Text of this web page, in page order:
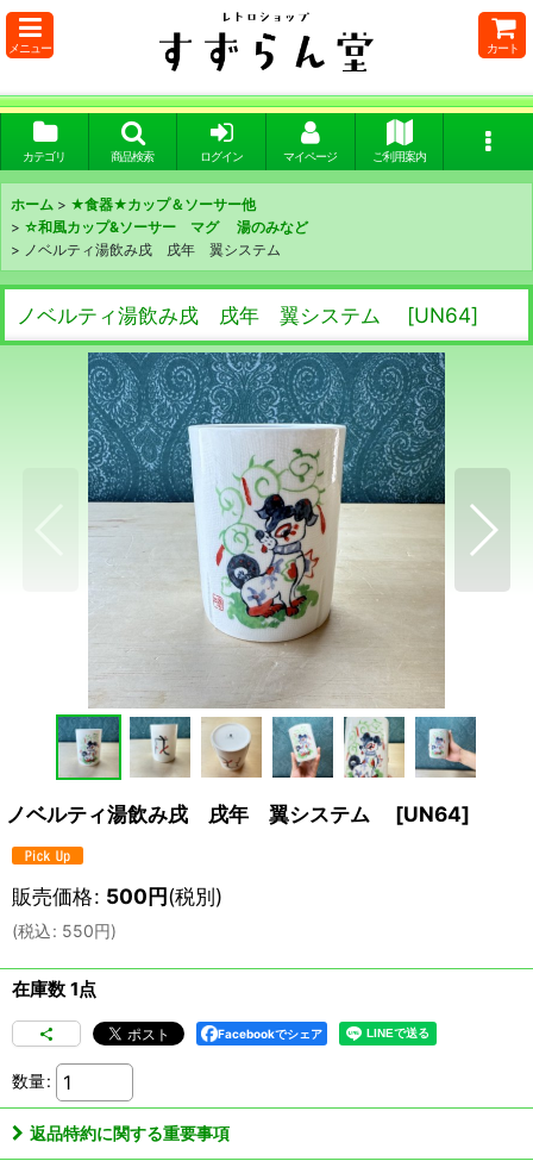
メニュー カート
カテゴリ 商品検索 ログイン マイページ ご利用案内
ホーム > ★食器★カップ＆ソーサー他
> ☆和風カップ&ソーサー マグ 湯のみなど
> ノベルティ湯飲み戌 戌年 翼システム
ノベルティ湯飲み戌 戌年 翼システム [UN64]
ノベルティ湯飲み戌 戌年 翼システム [UN64]
販売価格: 500円(税別)
(税込: 550円)
在庫数 1点
Facebookでシェア
数量:
返品特約に関する重要事項